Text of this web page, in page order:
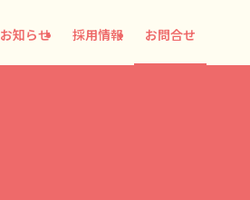
お知らせ 採用情報 お問合せ